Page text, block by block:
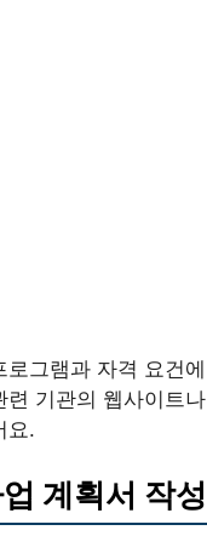
로그램과 자격 요건
련 기관의 웹사이트
요.
계획서 작성